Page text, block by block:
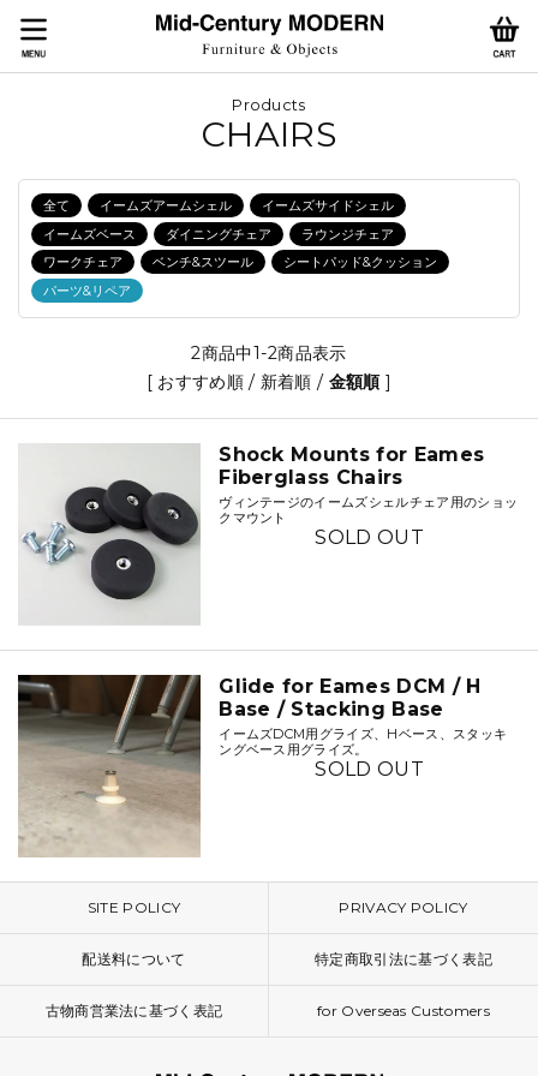
Products
CHAIRS
全て イームズアームシェル
イームズサイドシェル
イームズベース
ダイニングチェア
ラウンジチェア
ワークチェア
ベンチ&スツール
シートパッド&クッション
パーツ&リペア
2商品中1-2商品表示
[ おすすめ順/ 新着順 / 金額順]
Shock Mounts for Eames
Fiberglass Chairs
ヴィンテージのイームズシェルチェア用のショッ
クマウント
SOLD OUT
Glide for Eames DCM / H
Base / Stacking Base
イームズDCM用グライズ、Hベース、スタッキ
ングベース用グライズ。
SOLD OUT
SITE POLICY PRIVACY POLICY
配送料について 特定商取引法に基づく表記
古物商営業法に基づく表記 for Overseas Customers